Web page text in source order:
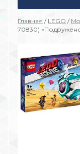
Главная / LEGO /
70830)